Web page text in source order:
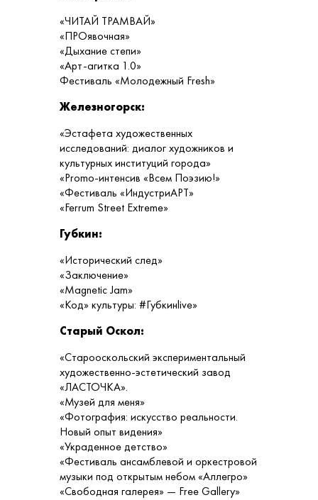
«ЧИТАЙ ТРАМВАЙ»
«ПРОявочная»
«Дыхание степи»
«Арт-агитка 1.0»
Фестиваль «Молодежный Fresh»
Железногорск:
«Эстафета художественных
исследований: диалог художников и
культурных институций города»
«Promo-интенсив «Всем Поэзию!»
«Фестиваль «ИндустриАРТ»
«Ferrum Street Extreme»
Губкин:
«Исторический след»
«Заключение»
«Magnetic Jam»
«Код» культуры: #Губкинlive»
Старый Оскол:
«Старооскольский экспериментальный
художественно-эстетический завод
«ЛАСТОЧКА».
«Музей для меня»
«Фотография: искусство реальности.
Новый опыт видения»
«Украденное детство»
«Фестиваль ансамблевой и оркестровой
музыки под открытым небом «Аллегро»
«Свободная галерея» — Free Gallery»